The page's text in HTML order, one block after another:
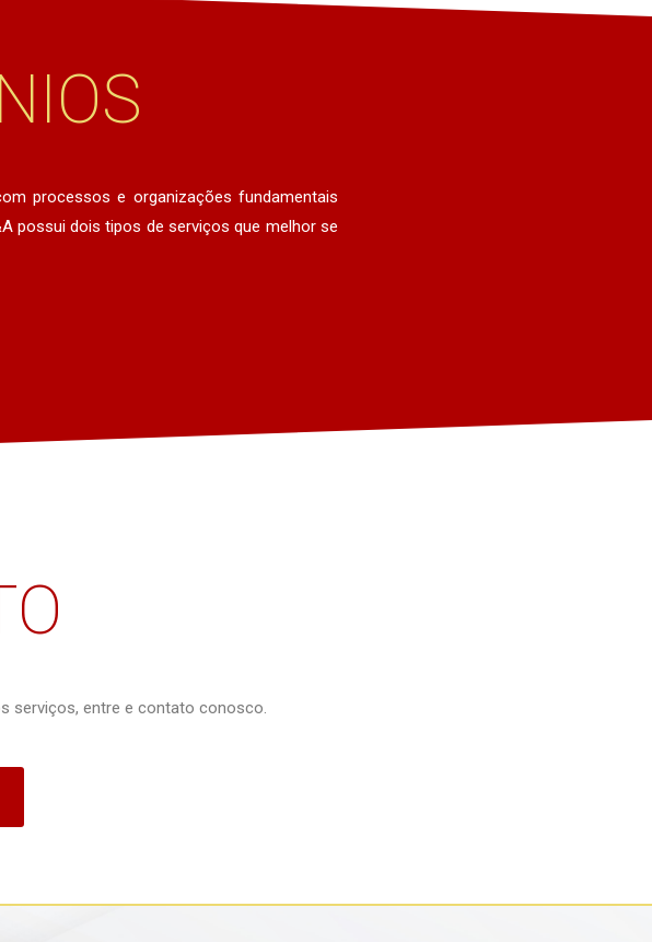
processos e organizações fundamentais
possui dois tipos de serviços que melhor se
serviços, entre e contato conosco.